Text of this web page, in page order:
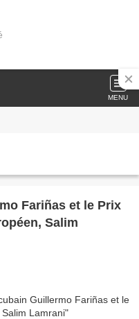
MENU
Fariñas et le Prix
Salim